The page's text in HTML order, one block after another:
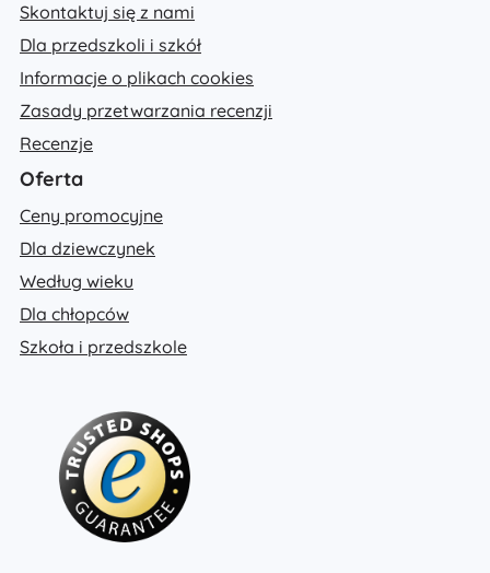
Skontaktuj się z nami
Dla przedszkoli i szkół
Informacje o plikach cookies
Zasady przetwarzania recenzji
Recenzje
Oferta
Ceny promocyjne
Dla dziewczynek
Według wieku
Dla chłopców
Szkoła i przedszkole